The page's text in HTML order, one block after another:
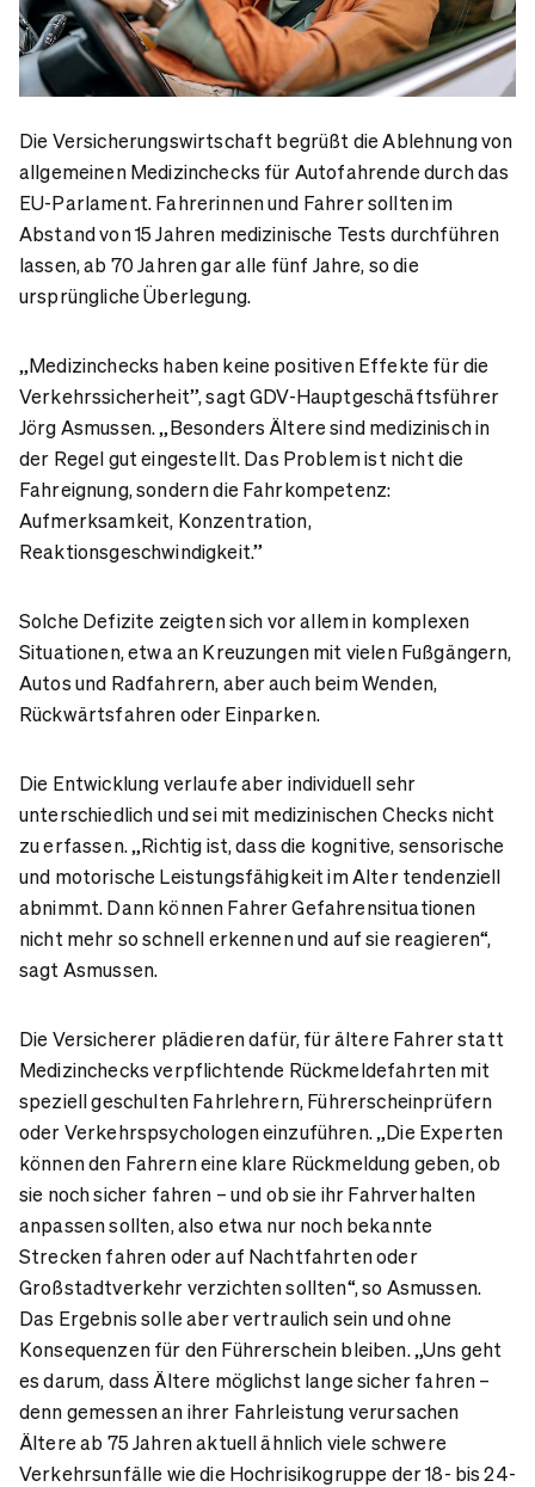
Die Versicherungswirtschaft begrüßt die Ablehnung von
allgemeinen Medizinchecks für Autofahrende durch das
EU-Parlament. Fahrerinnen und Fahrer sollten im
Abstand von 15 Jahren medizinische Tests durchführen
lassen, ab 70 Jahren gar alle fünf Jahre, so die
ursprüngliche Überlegung.
„Medizinchecks haben keine positiven Effekte für die
Verkehrssicherheit”, sagt GDV-Hauptgeschäftsführer
Jörg Asmussen. „Besonders Ältere sind medizinisch in
der Regel gut eingestellt. Das Problem ist nicht die
Fahreignung, sondern die Fahrkompetenz:
Aufmerksamkeit, Konzentration,
Reaktionsgeschwindigkeit.”
Solche Defizite zeigten sich vor allem in komplexen
Situationen, etwa an Kreuzungen mit vielen Fußgängern,
Autos und Radfahrern, aber auch beim Wenden,
Rückwärtsfahren oder Einparken.
Die Entwicklung verlaufe aber individuell sehr
unterschiedlich und sei mit medizinischen Checks nicht
zu erfassen. „Richtig ist, dass die kognitive, sensorische
und motorische Leistungsfähigkeit im Alter tendenziell
abnimmt. Dann können Fahrer Gefahrensituationen
nicht mehr so schnell erkennen und auf sie reagieren“,
sagt Asmussen.
Die Versicherer plädieren dafür, für ältere Fahrer statt
Medizinchecks verpflichtende Rückmeldefahrten mit
speziell geschulten Fahrlehrern, Führerscheinprüfern
oder Verkehrspsychologen einzuführen. „Die Experten
können den Fahrern eine klare Rückmeldung geben, ob
sie noch sicher fahren – und ob sie ihr Fahrverhalten
anpassen sollten, also etwa nur noch bekannte
Strecken fahren oder auf Nachtfahrten oder
Großstadtverkehr verzichten sollten“, so Asmussen.
Das Ergebnis solle aber vertraulich sein und ohne
Konsequenzen für den Führerschein bleiben. „Uns geht
es darum, dass Ältere möglichst lange sicher fahren –
denn gemessen an ihrer Fahrleistung verursachen
Ältere ab 75 Jahren aktuell ähnlich viele schwere
Verkehrsunfälle wie die Hochrisikogruppe der 18- bis 24-